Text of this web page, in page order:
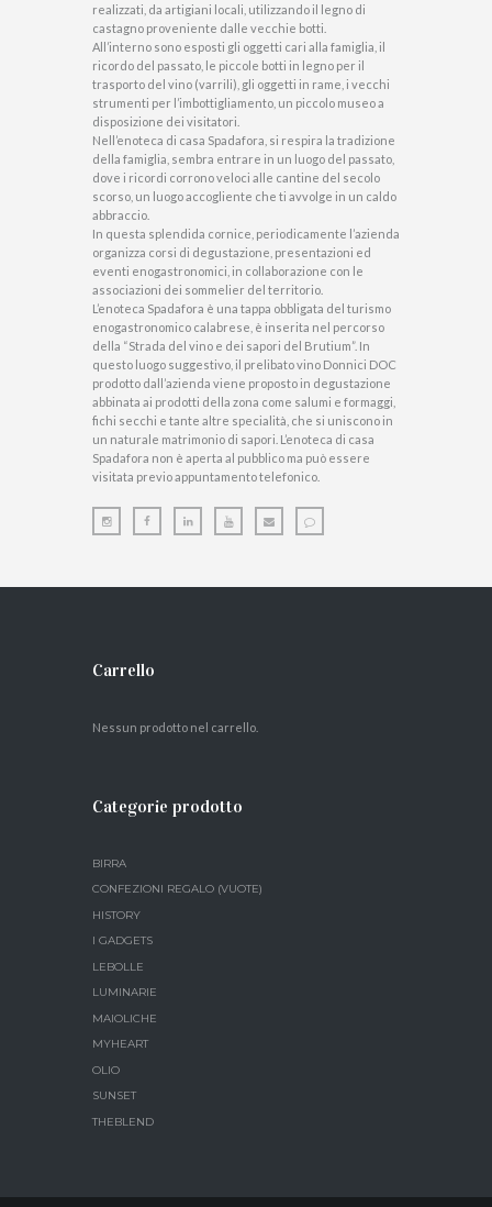
realizzati, da artigiani locali, utilizzando il legno di
castagno proveniente dalle vecchie botti.
All’interno sono esposti gli oggetti cari alla famiglia, il
ricordo del passato, le piccole botti in legno per il
trasporto del vino (varrili), gli oggetti in rame, i vecchi
strumenti per l’imbottigliamento, un piccolo museo a
disposizione dei visitatori.
Nell’enoteca di casa Spadafora, si respira la tradizione
della famiglia, sembra entrare in un luogo del passato,
dove i ricordi corrono veloci alle cantine del secolo
scorso, un luogo accogliente che ti avvolge in un caldo
abbraccio.
In questa splendida cornice, periodicamente l’azienda
organizza corsi di degustazione, presentazioni ed
eventi enogastronomici, in collaborazione con le
associazioni dei sommelier del territorio.
L’enoteca Spadafora è una tappa obbligata del turismo
enogastronomico calabrese, è inserita nel percorso
della “Strada del vino e dei sapori del Brutium”. In
questo luogo suggestivo, il prelibato vino Donnici DOC
prodotto dall’azienda viene proposto in degustazione
abbinata ai prodotti della zona come salumi e formaggi,
fichi secchi e tante altre specialità, che si uniscono in
un naturale matrimonio di sapori. L’enoteca di casa
Spadafora non è aperta al pubblico ma può essere
visitata previo appuntamento telefonico.
Carrello
Nessun prodotto nel carrello.
Categorie prodotto
BIRRA
CONFEZIONI REGALO (VUOTE)
HISTORY
I GADGETS
LEBOLLE
LUMINARIE
MAIOLICHE
MYHEART
OLIO
SUNSET
THEBLEND